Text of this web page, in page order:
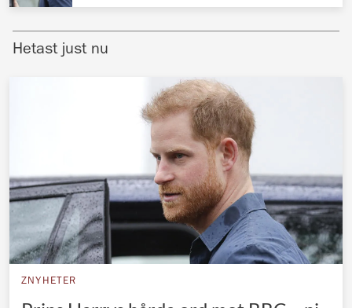
VÄRLDENS KUNGAHUS
Brittiska kungahuset
Norska kungahuset
Danska kungahuset
Spanska kungahuset
Nederländska kungahuset
Belgiska kungahuset
Jordanska kungahuset
Japanska kejsarhuset
Hetast just nu
ZNYHETER